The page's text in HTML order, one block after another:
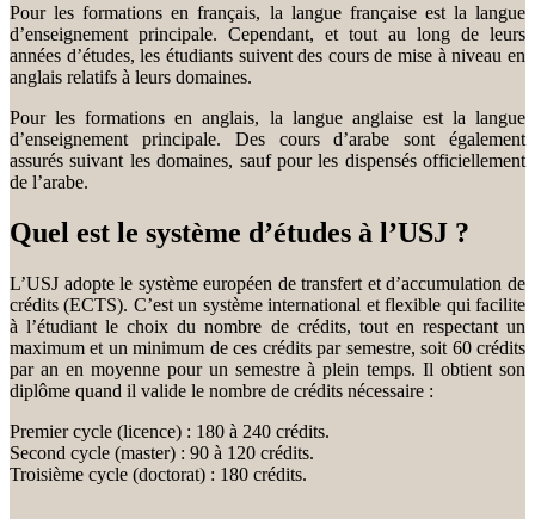
Pour les formations en français, la langue française est la langue
d’enseignement principale. Cependant, et tout au long de leurs
années d’études, les étudiants suivent des cours de mise à niveau en
anglais relatifs à leurs domaines.
Pour les formations en anglais, la langue anglaise est la langue
d’enseignement principale. Des cours d’arabe sont également
assurés suivant les domaines, sauf pour les dispensés officiellement
de l’arabe.
Quel est le système d’études à l’USJ ?
L’USJ adopte le système européen de transfert et d’accumulation de
crédits (ECTS). C’est un système international et flexible qui facilite
à l’étudiant le choix du nombre de crédits, tout en respectant un
maximum et un minimum de ces crédits par semestre, soit 60 crédits
par an en moyenne pour un semestre à plein temps. Il obtient son
diplôme quand il valide le nombre de crédits nécessaire :
Premier cycle (licence) : 180 à 240 crédits.
Second cycle (master) : 90 à 120 crédits.
Troisième cycle (doctorat) : 180 crédits.